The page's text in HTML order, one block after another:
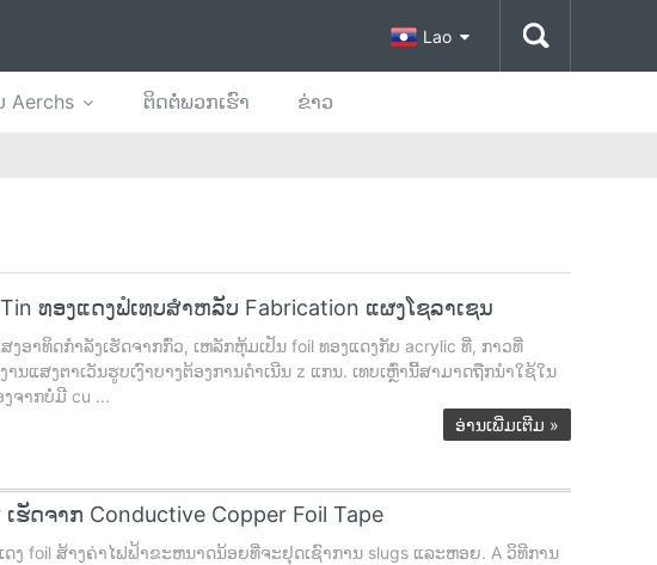
Lao
Aerchs ຕິດ​ຕໍ່​ພວກ​ເຮົາ ຂ່າວ
ທອງແດງຟໍເທບສໍາຫລັບ Fabrication ແຜງໂຊລາເຊນ
ອາທິດກໍາລັງເຮັດຈາກກົ່ວ, ເຫລັກຫຸ້ມເປັນ foil ທອງແດງກັບ acrylic ທີ່, ກາວທີ່
ແສງຕາເວັນຮູບເງົາບາງຕ້ອງການດໍາເນີນ z ແກນ. ເທບເຫຼົ່ານີ້ສາມາດຖືກນໍາໃຊ້ໃນ
ຈາກບໍ່ມີ cu ...
ອ່ານເພີ່ມເຕີມ »
ດຈາກ Conductive Copper Foil Tape
ງ foil ສ້າງຄ່າໄຟຟ້າຂະຫນາດນ້ອຍທີ່ຈະຢຸດເຊົາການ slugs ແລະຫອຍ. A ວິທີການ